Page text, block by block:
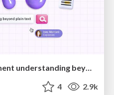
Conquering PDFs: document understanding beyond plain text
4 2.9k